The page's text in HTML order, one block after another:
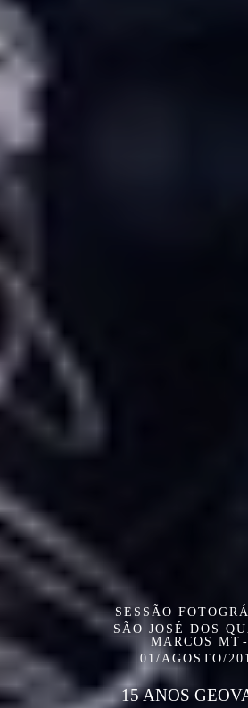
SESSÃO
SÃO JOSÉ DOS
MARCOS MT
01/AGOSTO/
15 ANOS